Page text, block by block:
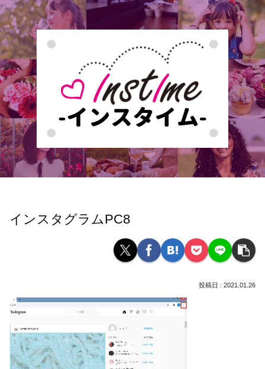
インスタグラムPC8
2021.01.26